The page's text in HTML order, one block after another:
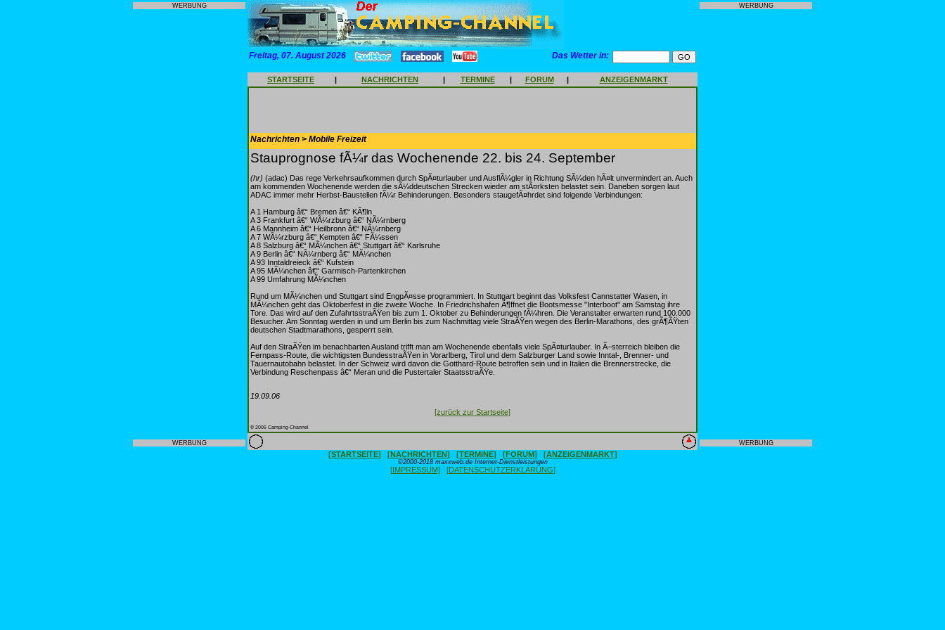
WERBUNG
WERBUNG
Freitag, 07. August 2026 Das Wetter in:
STARTSEITE | NACHRICHTEN | TERMINE | FORUM | ANZEIGENMARKT
Nachrichten > Mobile Freizeit
Stauprognose fÃ¼r das Wochenende 22. bis 24. September
(hr) (adac) Das rege Verkehrsaufkommen durch SpÃ¤turlauber und AusflÃ¼gler in Richtung SÃ¼den hÃ¤lt unvermindert an. Auch
am kommenden Wochenende werden die sÃ¼ddeutschen Strecken wieder am stÃ¤rksten belastet sein. Daneben sorgen laut
ADAC immer mehr Herbst-Baustellen fÃ¼r Behinderungen. Besonders staugefÃ¤hrdet sind folgende Verbindungen:
A 1 Hamburg â€“ Bremen â€“ KÃ¶ln
A 3 Frankfurt â€“ WÃ¼rzburg â€“ NÃ¼rnberg
A 6 Mannheim â€“ Heilbronn â€“ NÃ¼rnberg
A 7 WÃ¼rzburg â€“ Kempten â€“ FÃ¼ssen
A 8 Salzburg â€“ MÃ¼nchen â€“ Stuttgart â€“ Karlsruhe
A 9 Berlin â€“ NÃ¼rnberg â€“ MÃ¼nchen
A 93 Inntaldreieck â€“ Kufstein
A 95 MÃ¼nchen â€“ Garmisch-Partenkirchen
A 99 Umfahrung MÃ¼nchen
Rund um MÃ¼nchen und Stuttgart sind EngpÃ¤sse programmiert. In Stuttgart beginnt das Volksfest Cannstatter Wasen, in
MÃ¼nchen geht das Oktoberfest in die zweite Woche. In Friedrichshafen Ã¶ffnet die Bootsmesse "Interboot" am Samstag ihre
Tore. Das wird auf den ZufahrtsstraÃŸen bis zum 1. Oktober zu Behinderungen fÃ¼hren. Die Veranstalter erwarten rund 100.000
Besucher. Am Sonntag werden in und um Berlin bis zum Nachmittag viele StraÃŸen wegen des Berlin-Marathons, des grÃ¶ÃŸten
deutschen Stadtmarathons, gesperrt sein.
Auf den StraÃŸen im benachbarten Ausland trifft man am Wochenende ebenfalls viele SpÃ¤turlauber. In Ã–sterreich bleiben die
Fernpass-Route, die wichtigsten BundesstraÃŸen in Vorarlberg, Tirol und dem Salzburger Land sowie Inntal-, Brenner- und
Tauernautobahn belastet. In der Schweiz wird davon die Gotthard-Route betroffen sein und in Italien die Brennerstrecke, die
Verbindung Reschenpass â€“ Meran und die Pustertaler StaatsstraÃŸe.
19.09.06
[zurück zur Startseite]
© 2006 Camping-Channel
[STARTSEITE] [NACHRICHTEN] [TERMINE] [FORUM] [ANZEIGENMARKT]
©2000-2018 maxxweb.de Internet-Dienstleistungen
[IMPRESSUM] [DATENSCHUTZERKLÄRUNG]
WERBUNG
WERBUNG